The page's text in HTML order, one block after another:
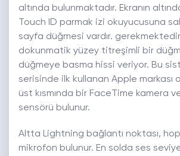
altında bulunmaktadır. Ekranın
Touch ID parmak izi okuyucusuna
sayfa düğmesi vardır.
dokunmatik yüzey titreşimli bir
düğmeye basma hissi veriyor. Bu
serisinde ilk kullanan Apple markası
üst kısmında bir FaceTime kamera ve
sensörü bulunur.
Altta Lightning bağlantı noktası,
mikrofon bulunur. En solda ses